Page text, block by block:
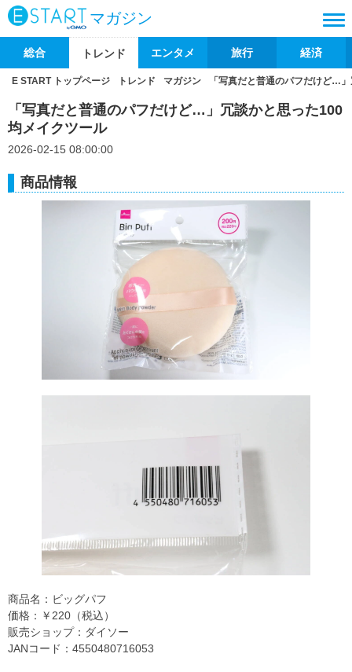
マガジン
総合 トレンド エンタメ 旅行 経済
E START トップページ トレンド マガジン 「写真だと普通のパフだけど…
「写真だと普通のパフだけど…」冗談かと思った100
均メイクツール
2026-02-15 08:00:00
商品情報
商品名：ビッグパフ
価格：￥220（税込）
販売ショップ：ダイソー
JANコード：4550480716053